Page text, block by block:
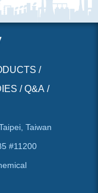
/
/Q&A /
Taiwan
#11200